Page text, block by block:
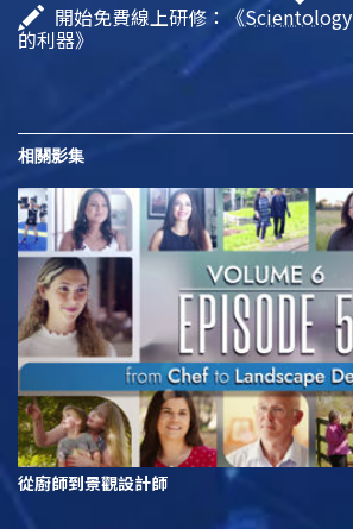
開始免費線上研修：《Scientology
的利器》
相關影集
從廚師到景觀設計師